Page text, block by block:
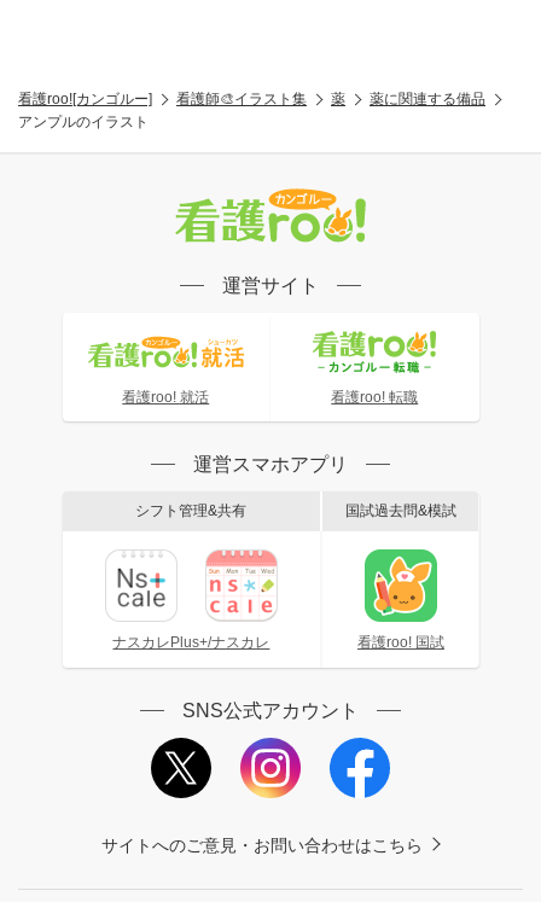
看護roo![カンゴルー] 看護師🎨イラスト集 薬
薬に関連する備品
アンプルのイラスト
運営サイト
看護roo! 就活 看護roo! 転職
運営スマホアプリ
シフト管理&共有
ナスカレPlus+/ナスカレ
国試過去問&模試
看護roo! 国試
SNS公式アカウント
サイトへのご意見・お問い合わせはこちら